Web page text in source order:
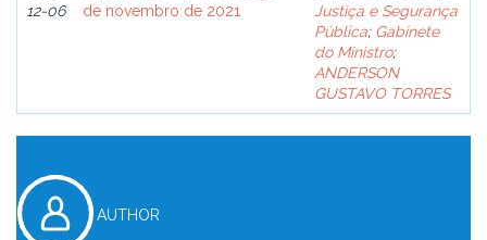
12-06
de novembro de 2021
Justiça e Segurança
Pública; Gabinete
do Ministro;
ANDERSON
GUSTAVO TORRES
AUTHOR